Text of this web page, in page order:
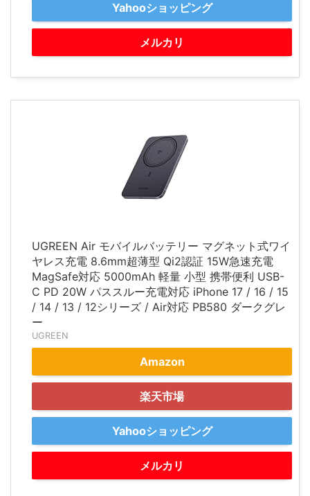
Yahooショッピング
メルカリ
UGREEN Air モバイルバッテリー マグネット式ワイ
ヤレス充電 8.6mm超薄型 Qi2認証 15W急速充電
MagSafe対応 5000mAh 軽量 小型 携帯便利 USB-
C PD 20W パススルー充電対応 iPhone 17 / 16 / 15
/ 14 / 13 / 12シリーズ / Air対応 PB580 ダークグレ
ー
UGREEN
Amazon
楽天市場
Yahooショッピング
メルカリ